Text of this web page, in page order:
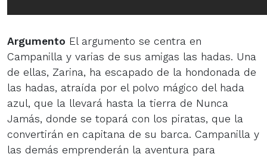
Argumento El argumento se centra en
Campanilla y varias de sus amigas las hadas. Una
de ellas, Zarina, ha escapado de la hondonada de
las hadas, atraída por el polvo mágico del hada
azul, que la llevará hasta la tierra de Nunca
Jamás, donde se topará con los piratas, que la
convertirán en capitana de su barca. Campanilla y
las demás emprenderán la aventura para